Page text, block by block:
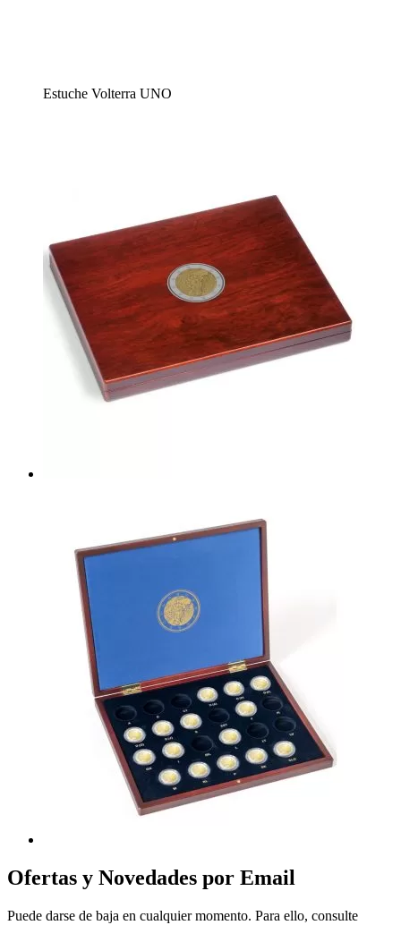
Estuche Volterra UNO
Ofertas y Novedades por Email
Puede darse de baja en cualquier momento. Para ello, consulte